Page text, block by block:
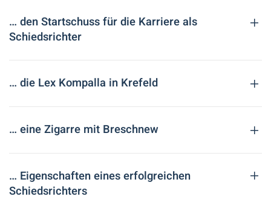
… den Startschuss für die Karriere als
Schiedsrichter
… die Lex Kompalla in Krefeld
… eine Zigarre mit Breschnew
… Eigenschaften eines erfolgreichen
Schiedsrichters